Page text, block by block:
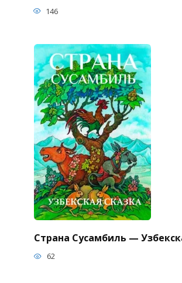
146
Страна Сусамбиль —
62